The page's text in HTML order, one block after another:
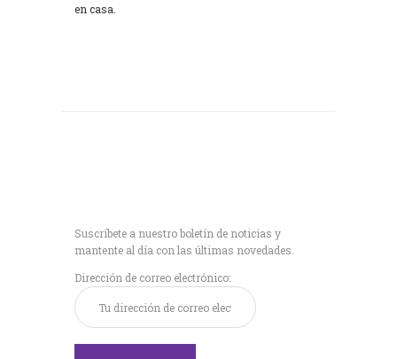
en casa.
Suscríbete a nuestro boletín de noticias y
mantente al día con las últimas novedades.
Dirección de correo electrónico: